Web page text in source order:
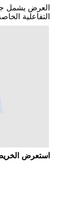
اﻟﻌﺮﺽ ﻳﺸﻤﻞ
اﻟﺘﻔﺎﻋﻠﻴﺔ
اﺳﺘﻌﺮﺽ